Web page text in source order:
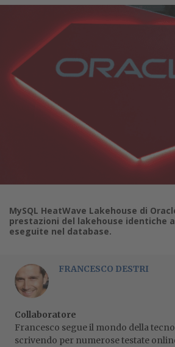
MySQL HeatWave Lakehouse di
prestazioni del lakehouse identiche
eseguite nel database.
FRANCESCO DESTRI
Collaboratore
Francesco segue il mondo della
scrivendo per numerose testate